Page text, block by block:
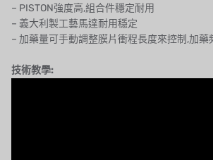
義大利 BRAHMA
HONEYWELL
– PISTON強度高,組合件穩定耐用
– 義大利製工藝馬達耐用穩定
– 加藥量可手動調整膜片衝程長度來控制,加藥
技術教學: